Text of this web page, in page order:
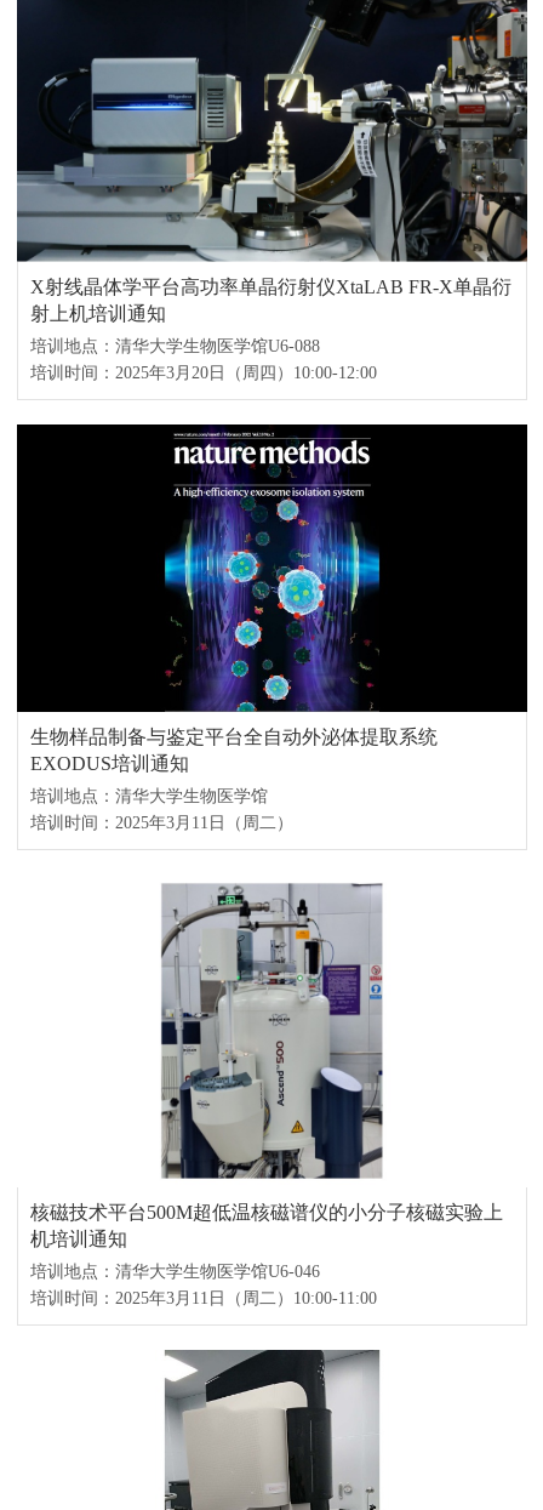
X射线晶体学平台高功率单晶衍射仪XtaLAB FR-X单晶衍
射上机培训通知
培训地点：清华大学生物医学馆U6-088
培训时间：2025年3月20日（周四）10:00-12:00
生物样品制备与鉴定平台全自动外泌体提取系统
EXODUS培训通知
培训地点：清华大学生物医学馆
培训时间：2025年3月11日（周二）
核磁技术平台500M超低温核磁谱仪的小分子核磁实验上
机培训通知
培训地点：清华大学生物医学馆U6-046
培训时间：2025年3月11日（周二）10:00-11:00